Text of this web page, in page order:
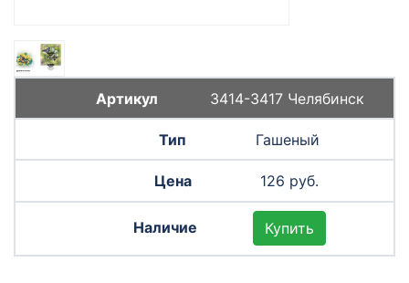
3414-3417 Челябинск
Гашеный
126 руб.
Купить